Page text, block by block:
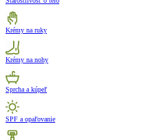
Krémy na ruky
Krémy na nohy
Sprcha a kúpeľ
SPF a opaľovanie